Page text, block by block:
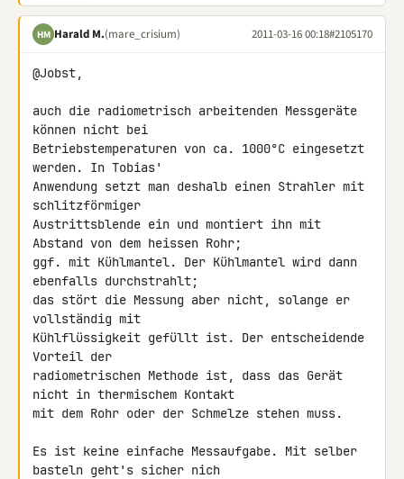
HM Harald M.(mare_crisium) 2011-03-16 00:18#2105170
@Jobst,
auch die radiometrisch arbeitenden Messgeräte
können nicht bei
Betriebstemperaturen von ca. 1000°C eingesetzt
werden. In Tobias'
Anwendung setzt man deshalb einen Strahler mit
schlitzförmiger
Austrittsblende ein und montiert ihn mit
Abstand von dem heissen Rohr;
ggf. mit Kühlmantel. Der Kühlmantel wird dann
ebenfalls durchstrahlt;
das stört die Messung aber nicht, solange er
vollständig mit
Kühlflüssigkeit gefüllt ist. Der entscheidende
Vorteil der
radiometrischen Methode ist, dass das Gerät
nicht in thermischem Kontakt
mit dem Rohr oder der Schmelze stehen muss.
Es ist keine einfache Messaufgabe. Mit selber
basteln geht's sicher nich